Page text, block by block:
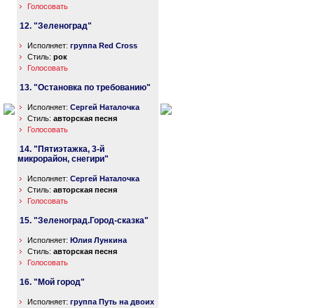
Голосовать
12. "Зеленоград"
Исполняет: группа Red Cross
Стиль: рок
Голосовать
13. "Остановка по требованию"
Исполняет: Сергей Наталочка
Стиль: авторская песня
Голосовать
14. "Пятиэтажка, 3-й
микрорайон, снегири"
Исполняет: Сергей Наталочка
Стиль: авторская песня
Голосовать
15. "Зеленоград.Город-сказка"
Исполняет: Юлия Лункина
Стиль: авторская песня
Голосовать
16. "Мой город"
Исполняет: группа Путь на двоих